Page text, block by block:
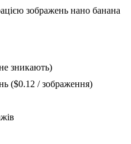
зображень нано банана
зникають)
($0.12 / зображення)